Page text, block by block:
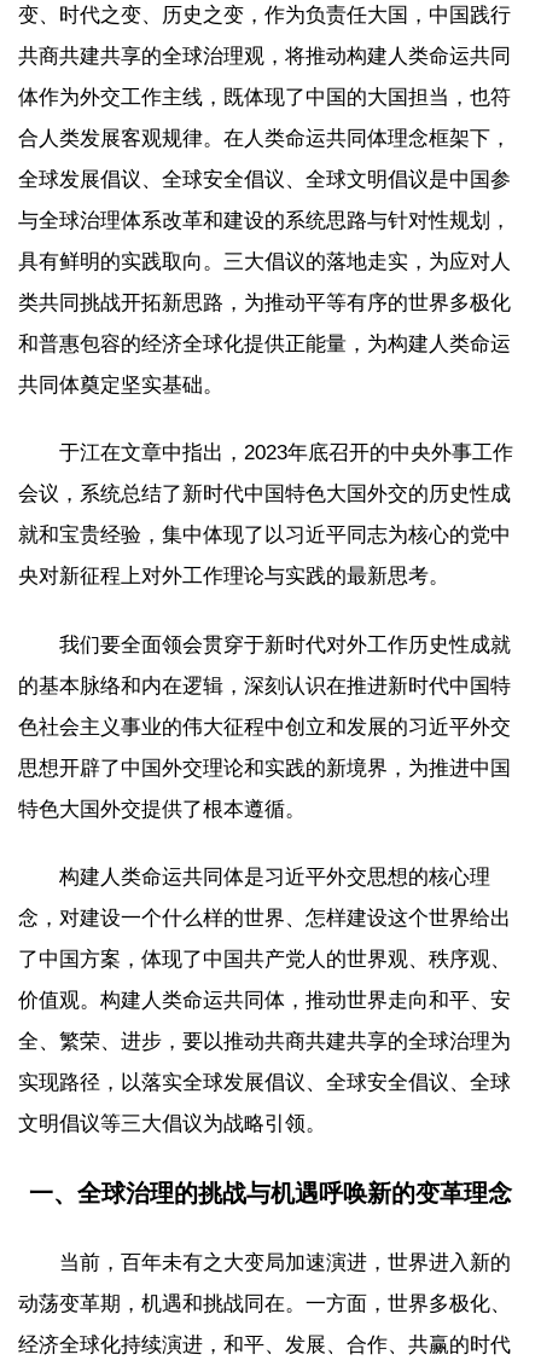
变、时代之变、历史之变，作为负责任大国，中国践行
共商共建共享的全球治理观，将推动构建人类命运共同
体作为外交工作主线，既体现了中国的大国担当，也符
合人类发展客观规律。在人类命运共同体理念框架下，
全球发展倡议、全球安全倡议、全球文明倡议是中国参
与全球治理体系改革和建设的系统思路与针对性规划，
具有鲜明的实践取向。三大倡议的落地走实，为应对人
类共同挑战开拓新思路，为推动平等有序的世界多极化
和普惠包容的经济全球化提供正能量，为构建人类命运
共同体奠定坚实基础。
于江在文章中指出，2023年底召开的中央外事工作
会议，系统总结了新时代中国特色大国外交的历史性成
就和宝贵经验，集中体现了以习近平同志为核心的党中
央对新征程上对外工作理论与实践的最新思考。
我们要全面领会贯穿于新时代对外工作历史性成就
的基本脉络和内在逻辑，深刻认识在推进新时代中国特
色社会主义事业的伟大征程中创立和发展的习近平外交
思想开辟了中国外交理论和实践的新境界，为推进中国
特色大国外交提供了根本遵循。
构建人类命运共同体是习近平外交思想的核心理
念，对建设一个什么样的世界、怎样建设这个世界给出
了中国方案，体现了中国共产党人的世界观、秩序观、
价值观。构建人类命运共同体，推动世界走向和平、安
全、繁荣、进步，要以推动共商共建共享的全球治理为
实现路径，以落实全球发展倡议、全球安全倡议、全球
文明倡议等三大倡议为战略引领。
一、全球治理的挑战与机遇呼唤新的变革理念
当前，百年未有之大变局加速演进，世界进入新的
动荡变革期，机遇和挑战同在。一方面，世界多极化、
经济全球化持续演进，和平、发展、合作、共赢的时代